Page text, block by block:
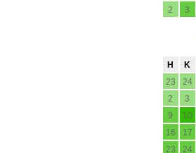
2
3
H K
23
24
2
3
9
10
16
17
23
24